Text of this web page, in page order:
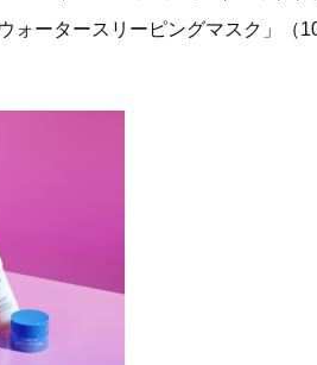
ォータースリーピングマスク」（